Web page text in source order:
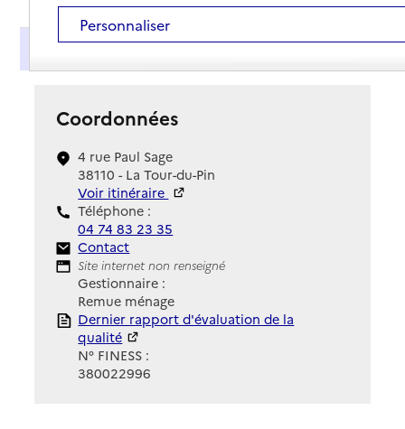
Présentation
Coordonnées
4 rue Paul Sage
38110 - La Tour-du-Pin
Voir itinéraire
Téléphone :
04 74 83 23 35
Contact
Contact
Site Internet
Site internet non renseigné
Gestionnaire :
Remue ménage
Rapport HAS
Dernier rapport d'évaluation de la
qualité
N° FINESS :
380022996
Personnaliser